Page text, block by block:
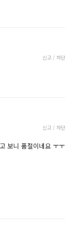
신고 / 차단
신고 / 차단
보니 품절이네요 ㅜㅜ